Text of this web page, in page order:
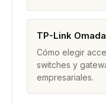
TP-Link
Cómo elegir
switches y
empresariales.